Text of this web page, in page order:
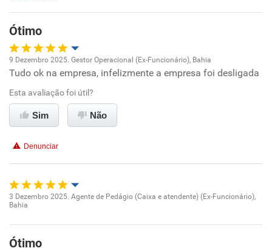
Ótimo
Oportunidade de promoção
Ambiente de trabalho
Benefícios
Recomenda esta empresa
9 Dezembro 2025. Gestor Operacional (Ex-Funcionário), Bahia
Tudo ok na empresa, infelizmente a empresa foi desligada
Esta avaliação foi útil?
Sim Não
Denunciar
Oportunidade de promoção
Ambiente de trabalho
3 Dezembro 2025. Agente de Pedágio (Caixa e atendente) (Ex-Funcionário),
Bahia
Ótimo